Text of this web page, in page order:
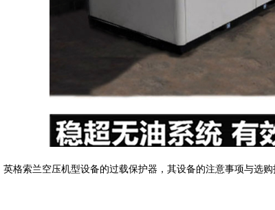
英格索兰空压机型设备的过载保护器，其设备的注意事项与选